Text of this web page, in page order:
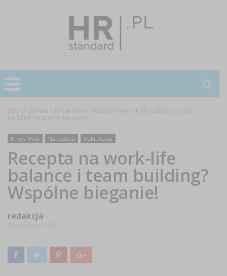
Know How Narzędzia Rekrutacja
Recepta na work-life
balance i team building?
Wspólne bieganie!
redakcja